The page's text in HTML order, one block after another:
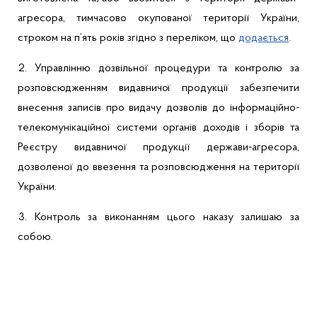
агресора, тимчасово окупованої території України,
строком на п’ять років згідно з переліком, що додається.
2. Управліннюдозвільної процедури та контролю за
розповсюдженням видавничої продукціїзабезпечити
внесення записів про видачу дозволів до інформаційно-
телекомунікаційної системи органів доходів і зборів та
Реєстру видавничої продукції держави-агресора,
дозволеної до ввезення та розповсюдження на території
України.
3.
Контроль за виконанням цього наказу залишаю за
собою.